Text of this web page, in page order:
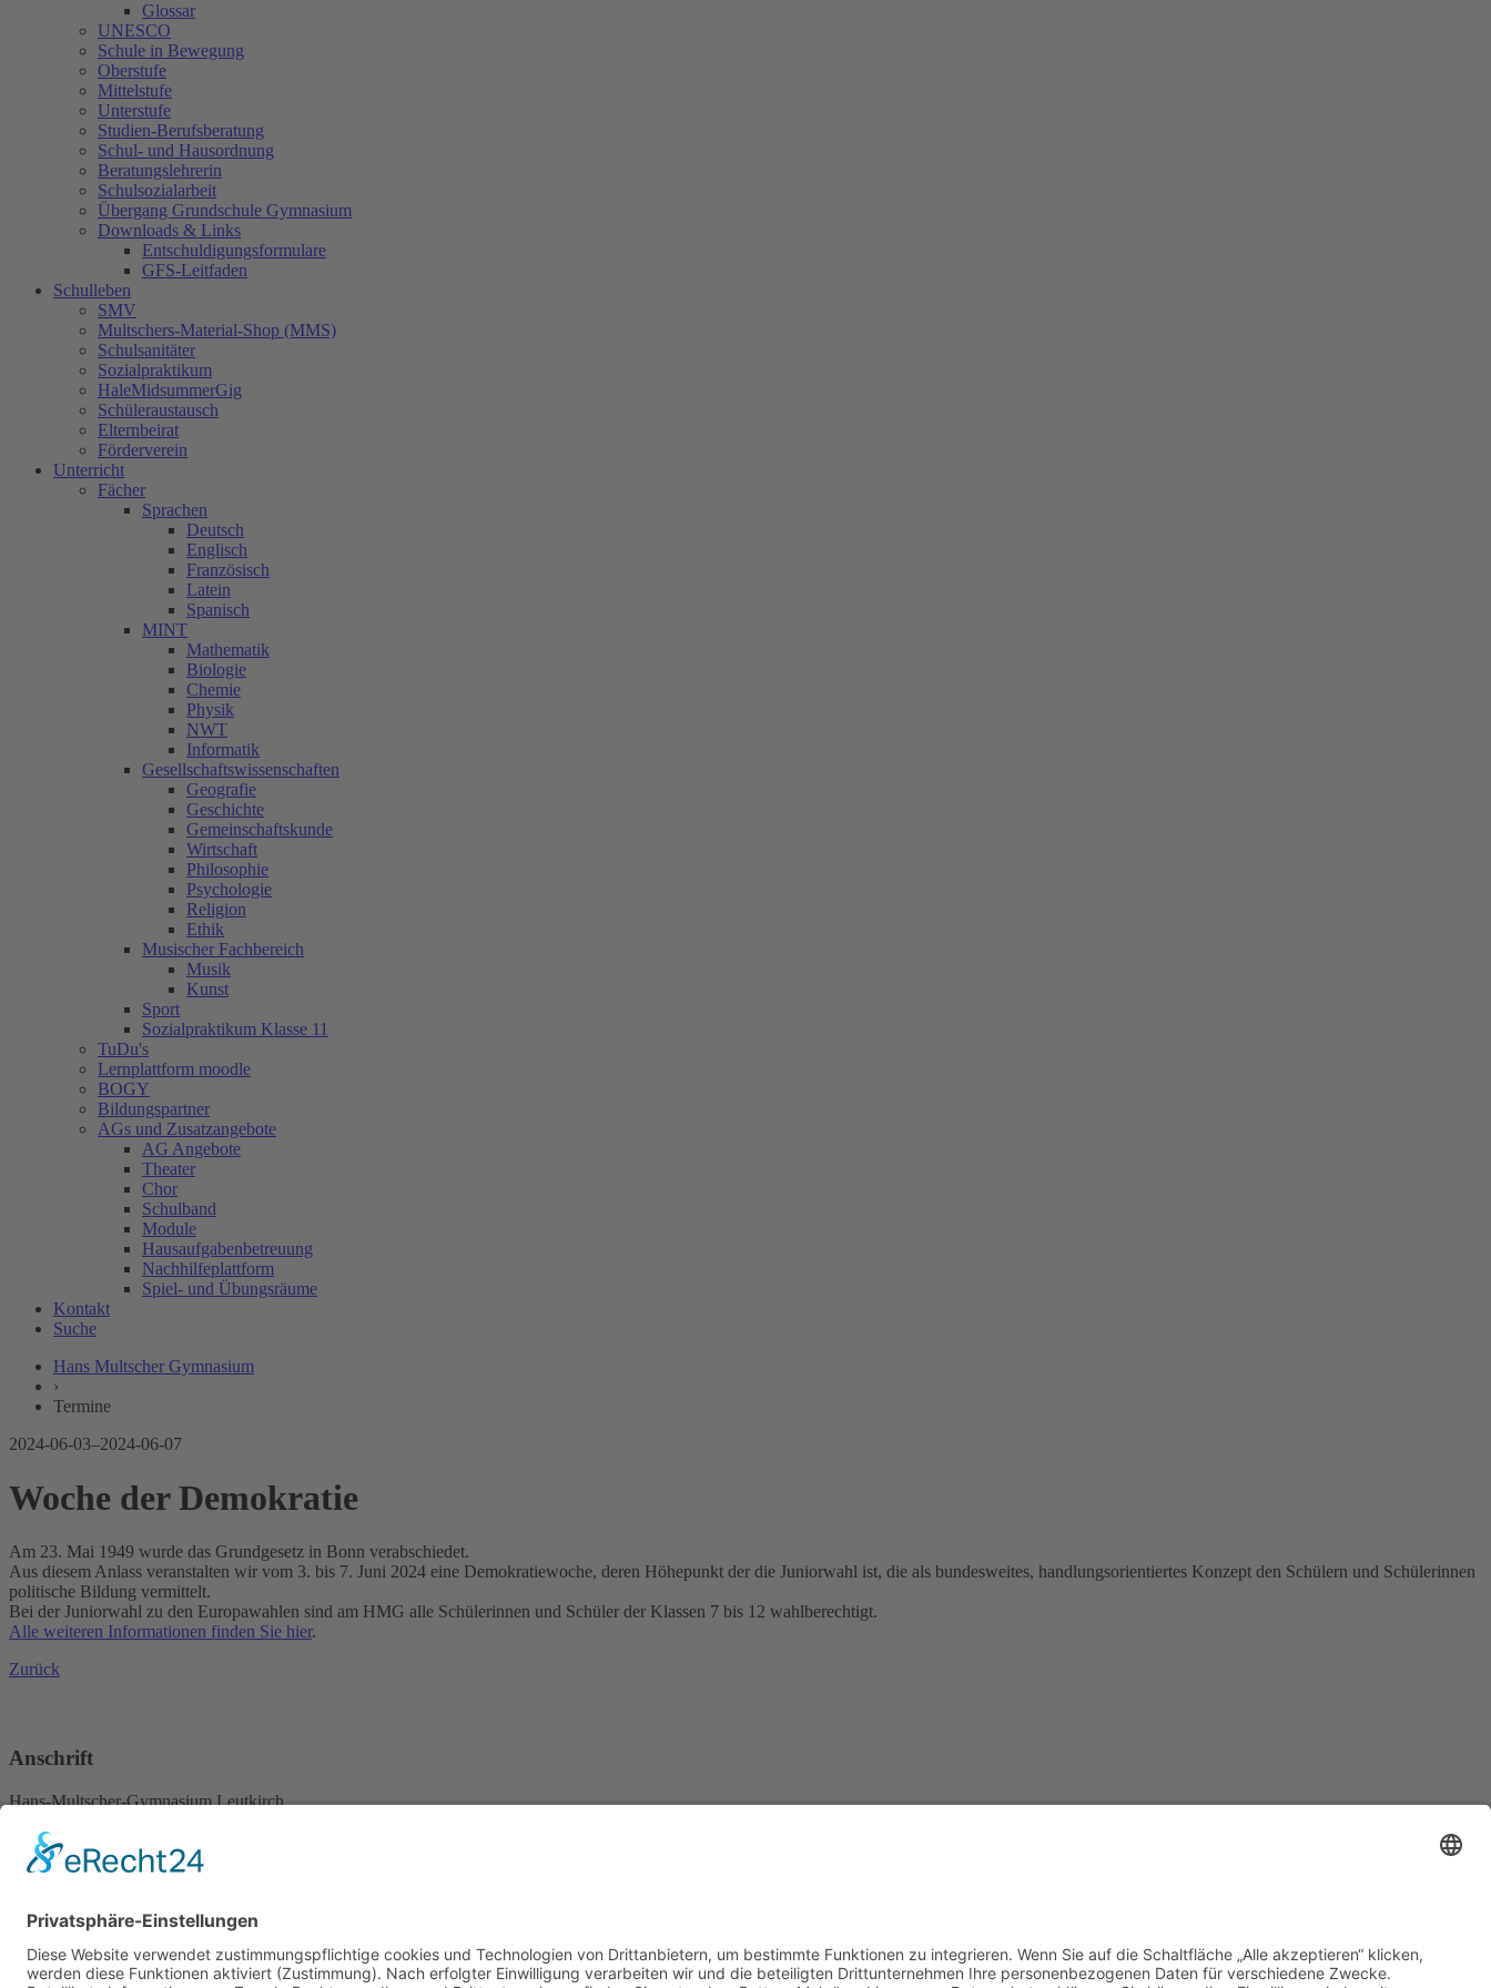
Glossar
UNESCO
Schule in Bewegung
Oberstufe
Mittelstufe
Unterstufe
Studien-Berufsberatung
Schul- und Hausordnung
Beratungslehrerin
Schulsozialarbeit
Übergang Grundschule Gymnasium
Downloads & Links
Entschuldigungsformulare
GFS-Leitfaden
Schulleben
SMV
Multschers-Material-Shop (MMS)
Schulsanitäter
Sozialpraktikum
HaleMidsummerGig
Schüleraustausch
Elternbeirat
Förderverein
Unterricht
Fächer
Sprachen
Deutsch
Englisch
Französisch
Latein
Spanisch
MINT
Mathematik
Biologie
Chemie
Physik
NWT
Informatik
Gesellschaftswissenschaften
Geografie
Geschichte
Gemeinschaftskunde
Wirtschaft
Philosophie
Psychologie
Religion
Ethik
Musischer Fachbereich
Musik
Kunst
Sport
Sozialpraktikum Klasse 11
TuDu's
Lernplattform moodle
BOGY
Bildungspartner
AGs und Zusatzangebote
AG Angebote
Theater
Chor
Schulband
Module
Hausaufgabenbetreuung
Nachhilfeplattform
Spiel- und Übungsräume
Kontakt
Suche
Hans Multscher Gymnasium
›
Termine
2024-06-03–2024-06-07
Woche der Demokratie
Am 23. Mai 1949 wurde das Grundgesetz in Bonn verabschiedet.
Aus diesem Anlass veranstalten wir vom 3. bis 7. Juni 2024 eine Demokratiewoche, deren Höhepunkt der die Juniorwahl ist, die als bundesweites, handlungsorientiertes Konzept den Schülern und Schülerinnen
politische Bildung vermittelt.
Bei der Juniorwahl zu den Europawahlen sind am HMG alle Schülerinnen und Schüler der Klassen 7 bis 12 wahlberechtigt.
Alle weiteren Informationen finden Sie hier.
Zurück
Anschrift
Hans-Multscher-Gymnasium Leutkirch
88299 Leutkirch im Allgäu
Telefon 07561 98595-0
Rechtliches
Sitemap